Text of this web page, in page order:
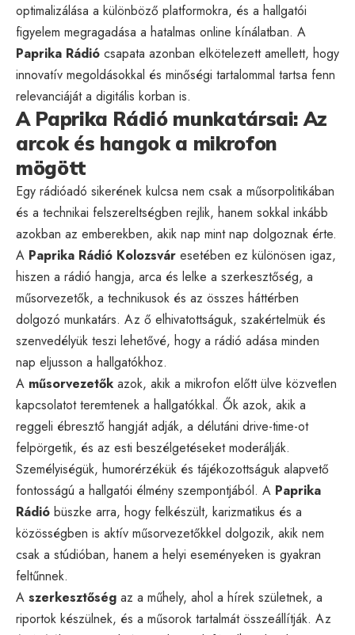
optimalizálása a különböző platformokra, és a hallgatói
figyelem megragadása a hatalmas online kínálatban. A
Paprika Rádió csapata azonban elkötelezett amellett, hogy
innovatív megoldásokkal és minőségi tartalommal tartsa fenn
relevanciáját a digitális korban is.
A Paprika Rádió munkatársai: Az
arcok és hangok a mikrofon
mögött
Egy rádióadó sikerének kulcsa nem csak a műsorpolitikában
és a technikai felszereltségben rejlik, hanem sokkal inkább
azokban az emberekben, akik nap mint nap dolgoznak érte.
A Paprika Rádió Kolozsvár esetében ez különösen igaz,
hiszen a rádió hangja, arca és lelke a szerkesztőség, a
műsorvezetők, a technikusok és az összes háttérben
dolgozó munkatárs. Az ő elhivatottságuk, szakértelmük és
szenvedélyük teszi lehetővé, hogy a rádió adása minden
nap eljusson a hallgatókhoz.
A műsorvezetők azok, akik a mikrofon előtt ülve közvetlen
kapcsolatot teremtenek a hallgatókkal. Ők azok, akik a
reggeli ébresztő hangját adják, a délutáni drive-time-ot
felpörgetik, és az esti beszélgetéseket moderálják.
Személyiségük, humorérzékük és tájékozottságuk alapvető
fontosságú a hallgatói élmény szempontjából. A Paprika
Rádió büszke arra, hogy felkészült, karizmatikus és a
közösségben is aktív műsorvezetőkkel dolgozik, akik nem
csak a stúdióban, hanem a helyi eseményeken is gyakran
feltűnnek.
A szerkesztőség az a műhely, ahol a hírek születnek, a
riportok készülnek, és a műsorok tartalmát összeállítják. Az